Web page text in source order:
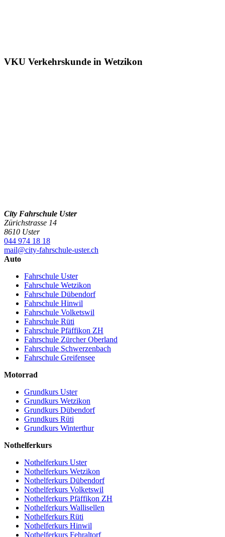
VKU Verkehrskunde in Wetzikon
City Fahrschule Uster
Zürichstrasse 14
8610 Uster
044 974 18 18
mail@city-fahrschule-uster.ch
Auto
Fahrschule Uster
Fahrschule Wetzikon
Fahrschule Dübendorf
Fahrschule Hinwil
Fahrschule Volketswil
Fahrschule Rüti
Fahrschule Pfäffikon ZH
Fahrschule Zürcher Oberland
Fahrschule Schwerzenbach
Fahrschule Greifensee
Motorrad
Grundkurs Uster
Grundkurs Wetzikon
Grundkurs Dübendorf
Grundkurs Rüti
Grundkurs Winterthur
Nothelferkurs
Nothelferkurs Uster
Nothelferkurs Wetzikon
Nothelferkurs Dübendorf
Nothelferkurs Volketswil
Nothelferkurs Pfäffikon ZH
Nothelferkurs Wallisellen
Nothelferkurs Rüti
Nothelferkurs Hinwil
Nothelferkurs Fehraltorf